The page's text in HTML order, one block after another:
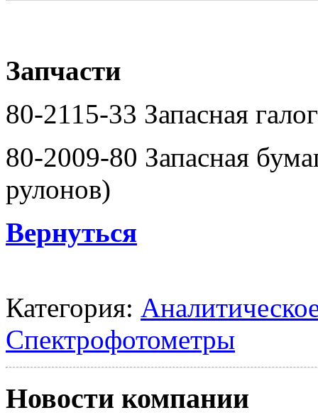
Запчасти
80-2115-33 Запасная
80-2009-80 Запасная
рулонов)
Вернуться
Категория:
Спектрофотометры
Новости компании